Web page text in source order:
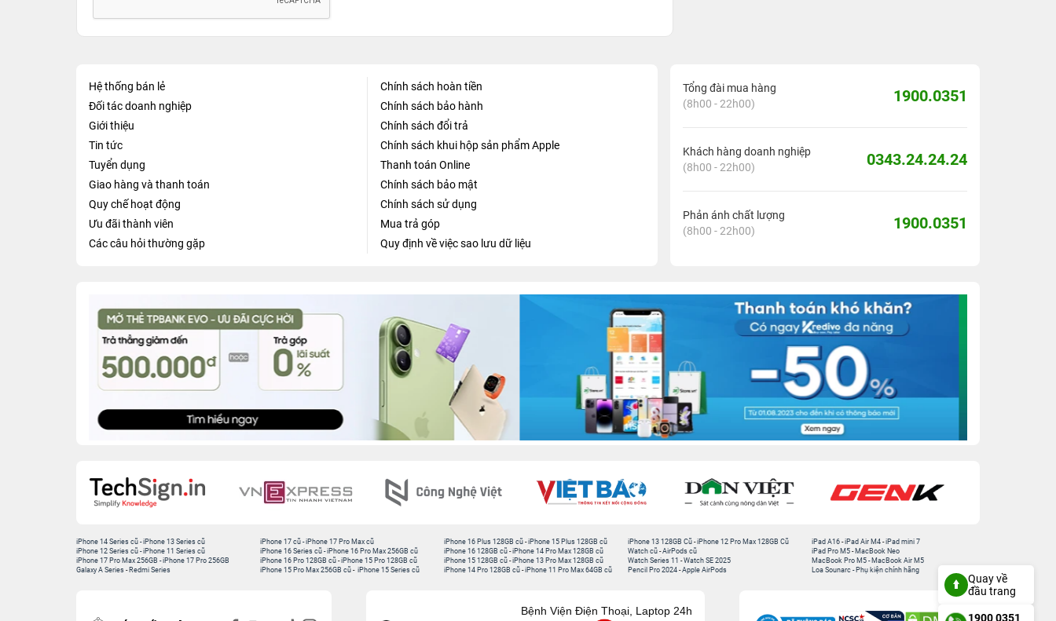
Hệ thống bán lẻ
Đối tác doanh nghiệp
Giới thiệu
Tin tức
Tuyển dụng
Giao hàng và thanh toán
Quy chế hoạt động
Ưu đãi thành viên
Các câu hỏi thường gặp
Chính sách hoàn tiền
Chính sách bảo hành
Chính sách đổi trả
Chính sách khui hộp sản phẩm Apple
Thanh toán Online
Chính sách bảo mật
Chính sách sử dụng
Mua trả góp
Quy định về việc sao lưu dữ liệu
Tổng đài mua hàng
(8h00 - 22h00)
1900.0351
Khách hàng doanh nghiệp
(8h00 - 22h00)
0343.24.24.24
Phản ánh chất lượng
(8h00 - 22h00)
1900.0351
iPhone 14 Series cũ -iPhone 13 Series cũ
iPhone 12 Series cũ -iPhone 11 Series cũ
iPhone 17 Pro Max 256GB -iPhone 17 Pro 256GB
Galaxy A Series - Redmi Series
iPhone 17 cũ -iPhone 17 Pro Max cũ
iPhone 16 Series cũ - iPhone 16 Pro Max 256GB cũ
iPhone 16 Pro 128GB cũ -iPhone 15 Pro 128GB cũ
iPhone 15 Pro Max 256GB cũ - iPhone 15 Series cũ
iPhone 16 Plus 128GB cũ -iPhone 15 Plus 128GB cũ
iPhone 16 128GB cũ -iPhone 14 Pro Max 128GB cũ
iPhone 15 128GB cũ -iPhone 13 Pro Max 128GB cũ
iPhone 14 Pro 128GB cũ -iPhone 11 Pro Max 64GB cũ
iPhone 13 128GB Cũ -iPhone 12 Pro Max 128GB Cũ
Watch cũ -AirPods cũ
Watch Series 11 -Watch SE 2025
Pencil Pro 2024 -Apple AirPods
iPad A16 -iPad Air M4 -iPad mini 7
iPad Pro M5 - MacBook Neo
MacBook Pro M5 - MacBook Air M5
Loa Sounarc - Phụ kiện chính hãng
Bệnh Viện Điện Thoại, Laptop 24h
Quay về
đầu trang
1900 0351